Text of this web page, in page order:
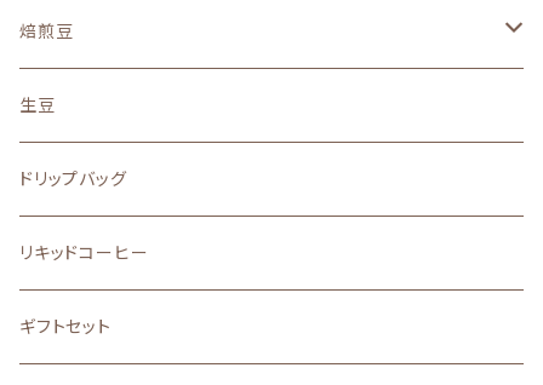
焙煎豆
地域別
中南米
アフリカ
味わい
フルーティーな酸味を楽しむ
バランスの良い味と香り
ストレート
ブレンド
生豆
ドリップバッグ
リキッドコーヒー
ギフトセット